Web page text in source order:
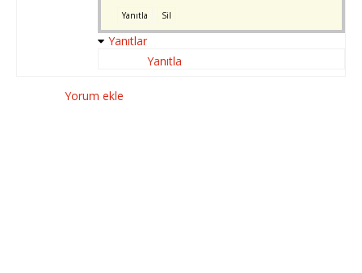
Yanıtla Sil
Yanıtlar
Yanıtla
Yorum ekle